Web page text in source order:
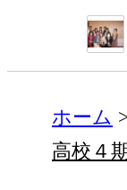
ホーム
高校４